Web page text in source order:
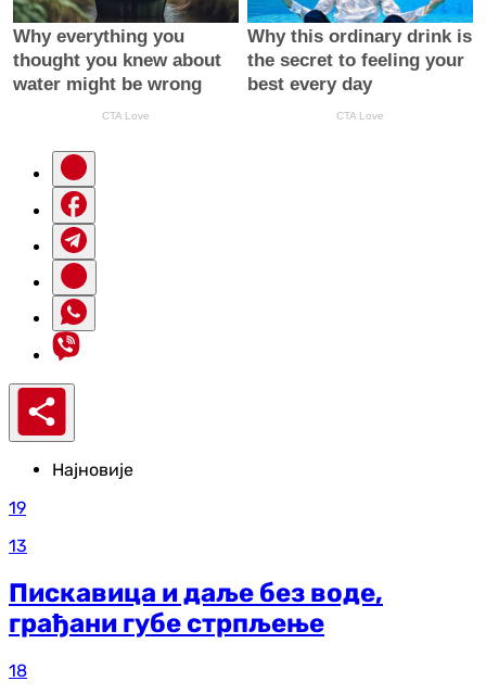
Најновије
19
13
Пискавица и даље без воде,
грађани губе стрпљење
18